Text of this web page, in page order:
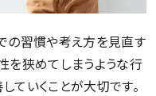
の習慣や考え方を見直す
を狭めてしまうような行
ていくことが大切です。